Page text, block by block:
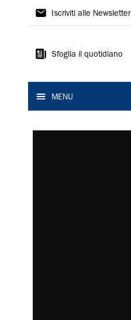
Gazzetta
Modena
Iscriviti alle Newsletter
Sfoglia il quotidiano
MENU